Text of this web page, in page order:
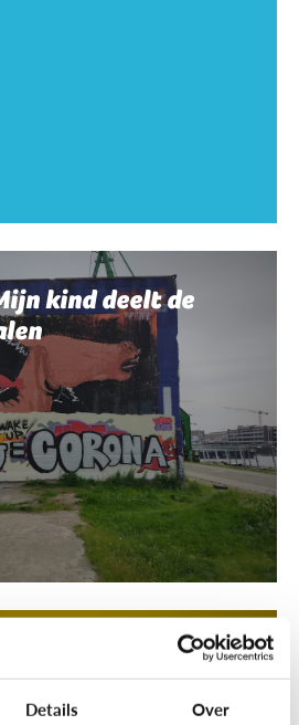
Details Over
kind deelt de